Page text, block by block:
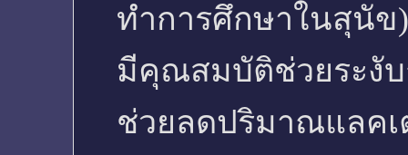
ทำการศึกษาในสุนั
มีคุณสมบัติช่วยระงับ
ช่วยลดปริมาณแลคเ